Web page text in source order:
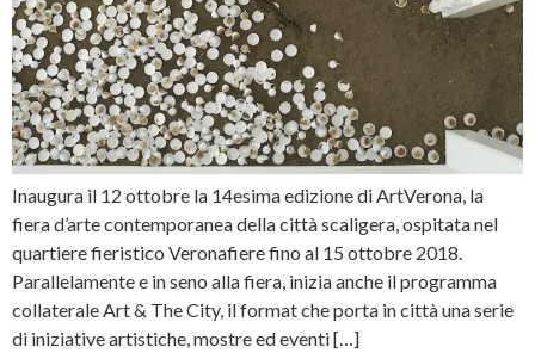
Inaugura il 12 ottobre la 14esima edizione di ArtVerona, la
fiera d’arte contemporanea della città scaligera, ospitata nel
quartiere fieristico Veronafiere fino al 15 ottobre 2018.
Parallelamente e in seno alla fiera, inizia anche il programma
collaterale Art & The City, il format che porta in città una serie
di iniziative artistiche, mostre ed eventi […]